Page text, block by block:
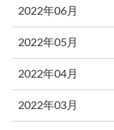
2022年06月
2022年05月
2022年04月
2022年03月